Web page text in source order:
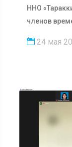
ННО
членов
24 мая